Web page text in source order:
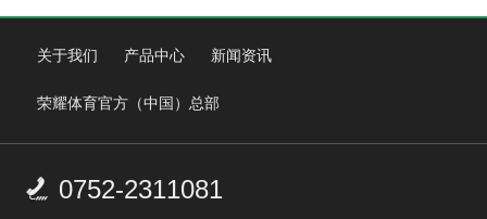
关于我们 产品中心 新闻资讯
荣耀体育官方（中国）总部
 0752-2311081